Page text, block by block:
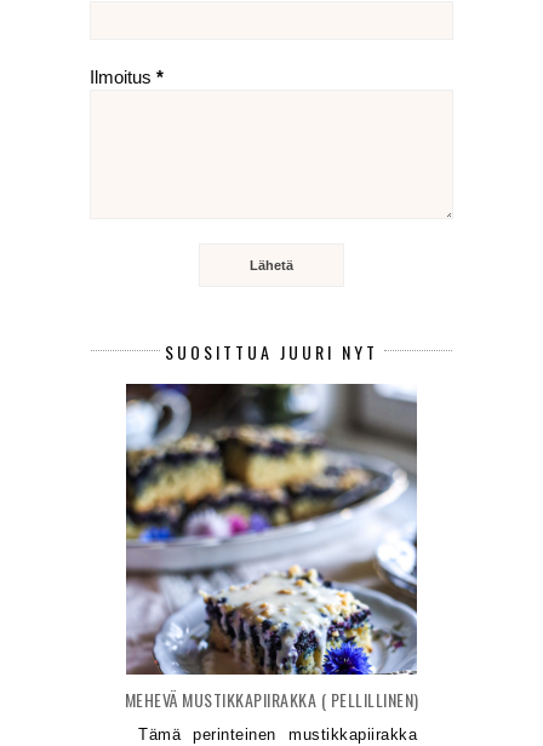
Ilmoitus *
SUOSITTUA JUURI NYT
MEHEVÄ MUSTIKKAPIIRAKKA ( PELLILLINEN)
Tämä perinteinen mustikkapiirakka